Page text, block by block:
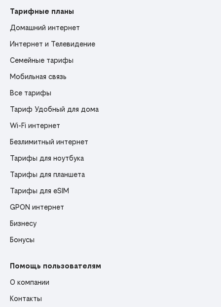
Тарифные планы
Домашний интернет
Интернет и Телевидение
Семейные тарифы
Мобильная связь
Все тарифы
Тариф Удобный для дома
Wi-Fi интернет
Безлимитный интернет
Тарифы для ноутбука
Тарифы для планшета
Тарифы для eSIM
GPON интернет
Бизнесу
Бонусы
Помощь пользователям
О компании
Контакты